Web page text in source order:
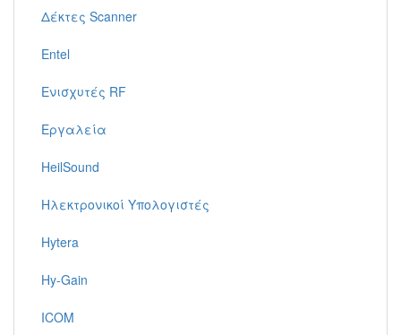
Δέκτες Scanner
Entel
Ενισχυτές RF
Εργαλεία
HeilSound
Ηλεκτρονικοί Υπολογιστές
Hytera
Hy-Gain
ICOM